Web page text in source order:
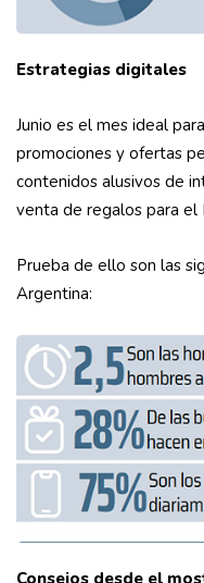
Estrategias digitales
Junio es el mes ideal
promociones y ofertas
contenidos alusivos de
venta de regalos para el
Prueba de ello son las
Argentina: